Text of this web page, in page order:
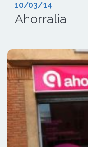
10/03/14
Ahorralia